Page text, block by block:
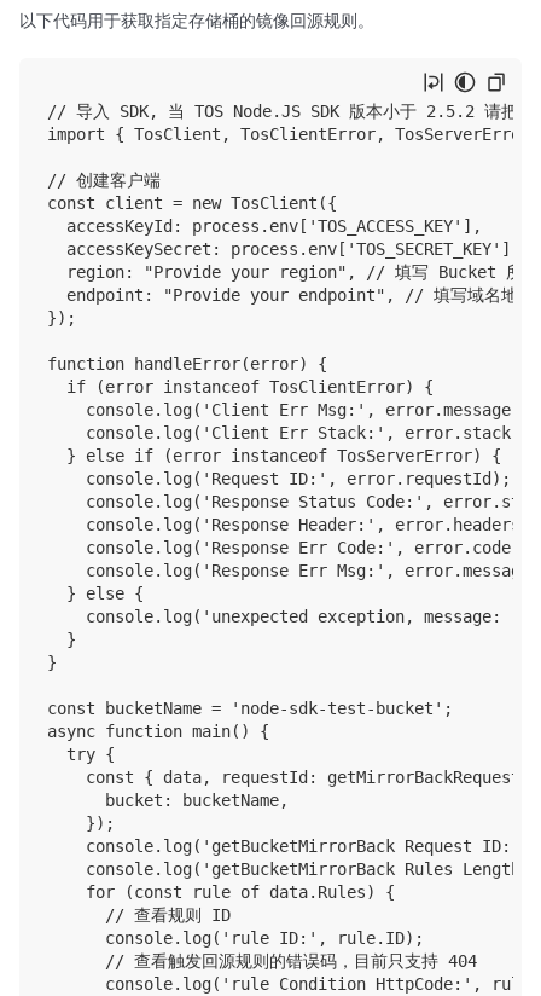
以下代码用于获取指定存储桶的镜像回源规则。
// 导入 SDK, 当 TOS Node.JS SDK 版本小于 2.5.2 请把
import { TosClient, TosClientError,
// 创建客户端
const client = new TosClient({
  accessKeyId: process.env['TOS_ACCESS_KEY'],
  accessKeySecret: process.env['TOS_SECRET_KEY'],
region: "Provide your region", // 填写 Bucket 所
  endpoint: "Provide your endpoint", // 填写域名地址
});
function handleError(error) {
  if (error instanceof TosClientError) {
    console.log('Client Err Msg:', error.message);
    console.log('Client Err Stack:', error.stack);
  } else if (error instanceof TosServerError) {
    console.log('Request ID:', error.requestId);
console.log('Response Status Code:',
    console.log('Response Header:', error.headers);
    console.log('Response Err Code:', error.code);
console.log('Response Err Msg:',
  } else {
console.log('unexpected exception, message: ',
  }
}
const bucketName = 'node-sdk-test-bucket';
async function main() {
  try {
const { data, requestId:
      bucket: bucketName,
    });
console.log('getBucketMirrorBack Request ID:
console.log('getBucketMirrorBack Rules Length:
    for (const rule of data.Rules) {
      // 查看规则 ID
      console.log('rule ID:', rule.ID);
      // 查看触发回源规则的错误码，目前只支持 404
console.log('rule Condition HttpCode:',